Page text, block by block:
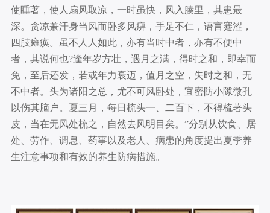
使睡著，使人扇风取凉，一时虽快，风入腠里，其患最
深。贪凉兼汗身当风而卧多风痹，手足不仁，语言蹇涩，
四肢瘫痪。虽不人人如此，亦有当时中者，亦有不便中
者，其说何也?逢年岁方壮，遇月之满，得时之和，即幸而
免，至后还发，若或年力衰迈，值月之空，失时之和，无
不中者。头为诸阳之总，尤不可风卧处，宜密防小隙微孔
以伤其脑户。夏三月，每日梳头一、二百下，不得梳著头
皮，当在无风处梳之，自然去风明目矣。”分别从饮食、居
处、劳作、调息、药事以及老人、病患的角度提出夏季养
生注意事项和有效的养生防病措施。